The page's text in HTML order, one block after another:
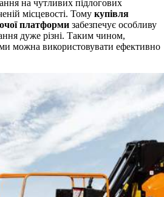
на чутливих підлогових
місцевості. Томукупівля
платформи забезпечує особливу
дуже різні. Таким чином,
можна використовувати ефективно